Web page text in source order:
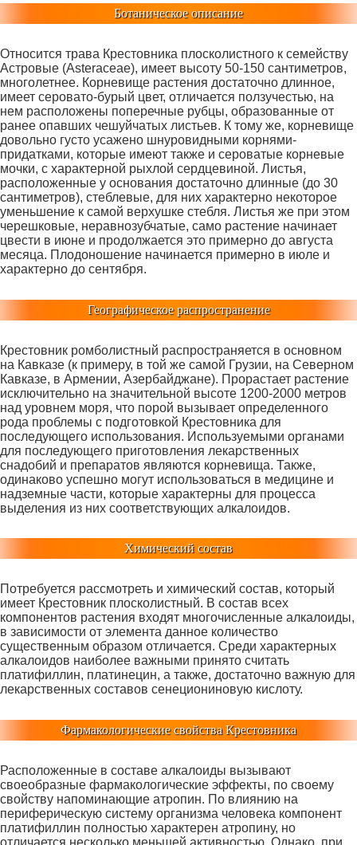
Ботаническое описание
Относится трава Крестовника плосколистного к семейству
Астровые (Asteraceae), имеет высоту 50-150 сантиметров,
многолетнее. Корневище растения достаточно длинное,
имеет серовато-бурый цвет, отличается ползучестью, на
нем расположены поперечные рубцы, образованные от
ранее опавших чешуйчатых листьев. К тому же, корневище
довольно густо усажено шнуровидными корнями-
придатками, которые имеют также и сероватые корневые
мочки, с характерной рыхлой сердцевиной. Листья,
расположенные у основания достаточно длинные (до 30
сантиметров), стеблевые, для них характерно некоторое
уменьшение к самой верхушке стебля. Листья же при этом
черешковые, неравнозубчатые, само растение начинает
цвести в июне и продолжается это примерно до августа
месяца. Плодоношение начинается примерно в июле и
характерно до сентября.
Географическое распространение
Крестовник ромболистный распространяется в основном
на Кавказе (к примеру, в той же самой Грузии, на Северном
Кавказе, в Армении, Азербайджане). Прорастает растение
исключительно на значительной высоте 1200-2000 метров
над уровнем моря, что порой вызывает определенного
рода проблемы с подготовкой Крестовника для
последующего использования. Используемыми органами
для последующего приготовления лекарственных
снадобий и препаратов являются корневища. Также,
одинаково успешно могут использоваться в медицине и
надземные части, которые характерны для процесса
выделения из них соответствующих алкалоидов.
Химический состав
Потребуется рассмотреть и химический состав, который
имеет Крестовник плосколистный. В состав всех
компонентов растения входят многочисленные алкалоиды,
в зависимости от элемента данное количество
существенным образом отличается. Среди характерных
алкалоидов наиболее важными принято считать
платифиллин, платинецин, а также, достаточно важную для
лекарственных составов сенециониновую кислоту.
Фармакологические свойства Крестовника
Расположенные в составе алкалоиды вызывают
своеобразные фармакологические эффекты, по своему
свойству напоминающие атропин. По влиянию на
периферическую систему организма человека компонент
платифиллин полностью характерен атропину, но
отличается несколько меньшей активностью. Однако, при